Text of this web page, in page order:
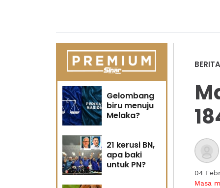
Gelombang
biru menuju
Melaka?
21 kerusi BN,
apa baki
untuk PN?
BERITA
04
Masa